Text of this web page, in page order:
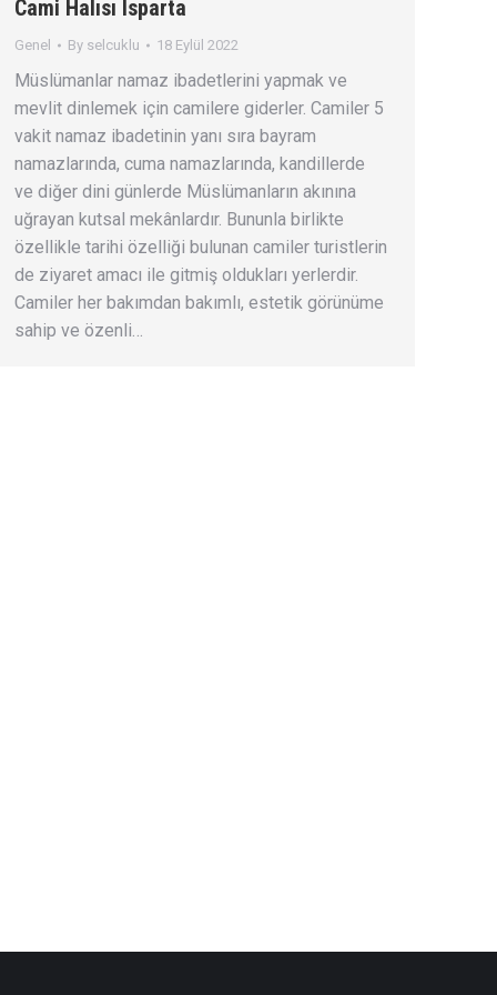
Cami Halısı Isparta
Genel By selcuklu 18 Eylül 2022
Müslümanlar namaz ibadetlerini yapmak ve
mevlit dinlemek için camilere giderler. Camiler 5
vakit namaz ibadetinin yanı sıra bayram
namazlarında, cuma namazlarında, kandillerde
ve diğer dini günlerde Müslümanların akınına
uğrayan kutsal mekânlardır. Bununla birlikte
özellikle tarihi özelliği bulunan camiler turistlerin
de ziyaret amacı ile gitmiş oldukları yerlerdir.
Camiler her bakımdan bakımlı, estetik görünüme
sahip ve özenli…